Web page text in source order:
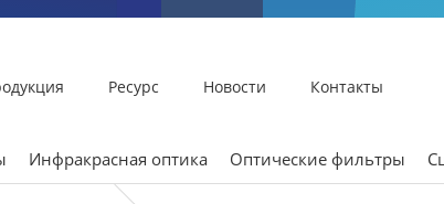
Ресурс Новости Контакты
Инфракрасная оптика Оптические фильтры